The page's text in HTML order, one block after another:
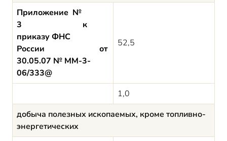
Приложение №
3 к
приказу ФНС
России от
30.05.07 № ММ-3-
06/333@
52,5
1,0
добыча полезных ископаемых, кроме топливно-
энергетических